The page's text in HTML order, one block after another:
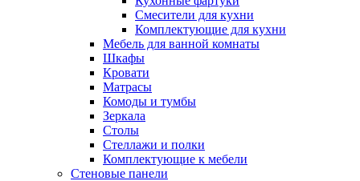
Смесители для кухни
Комплектующие для кухни
Мебель для ванной комнаты
Шкафы
Кровати
Матрасы
Комоды и тумбы
Зеркала
Столы
Стеллажи и полки
Комплектующие к мебели
Стеновые панели